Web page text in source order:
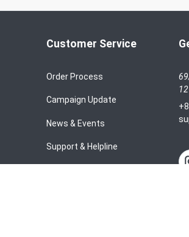
Customer Service
Order Process
Campaign Update
News & Events
Support & Helpline